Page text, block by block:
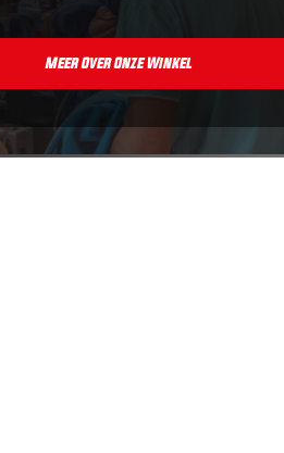
Meer Over Onze Winkel